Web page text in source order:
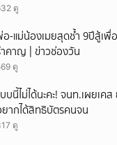
ดู
-แม่น้องเมยสุดช้ำ 9ปีสู้เพื่
คาญ | ข่าวช่องวัน
ดู
บนี้ไม่ได้นะคะ! จนท.เผยเค
ากได้สิทธิบัตรคนจน
ดู